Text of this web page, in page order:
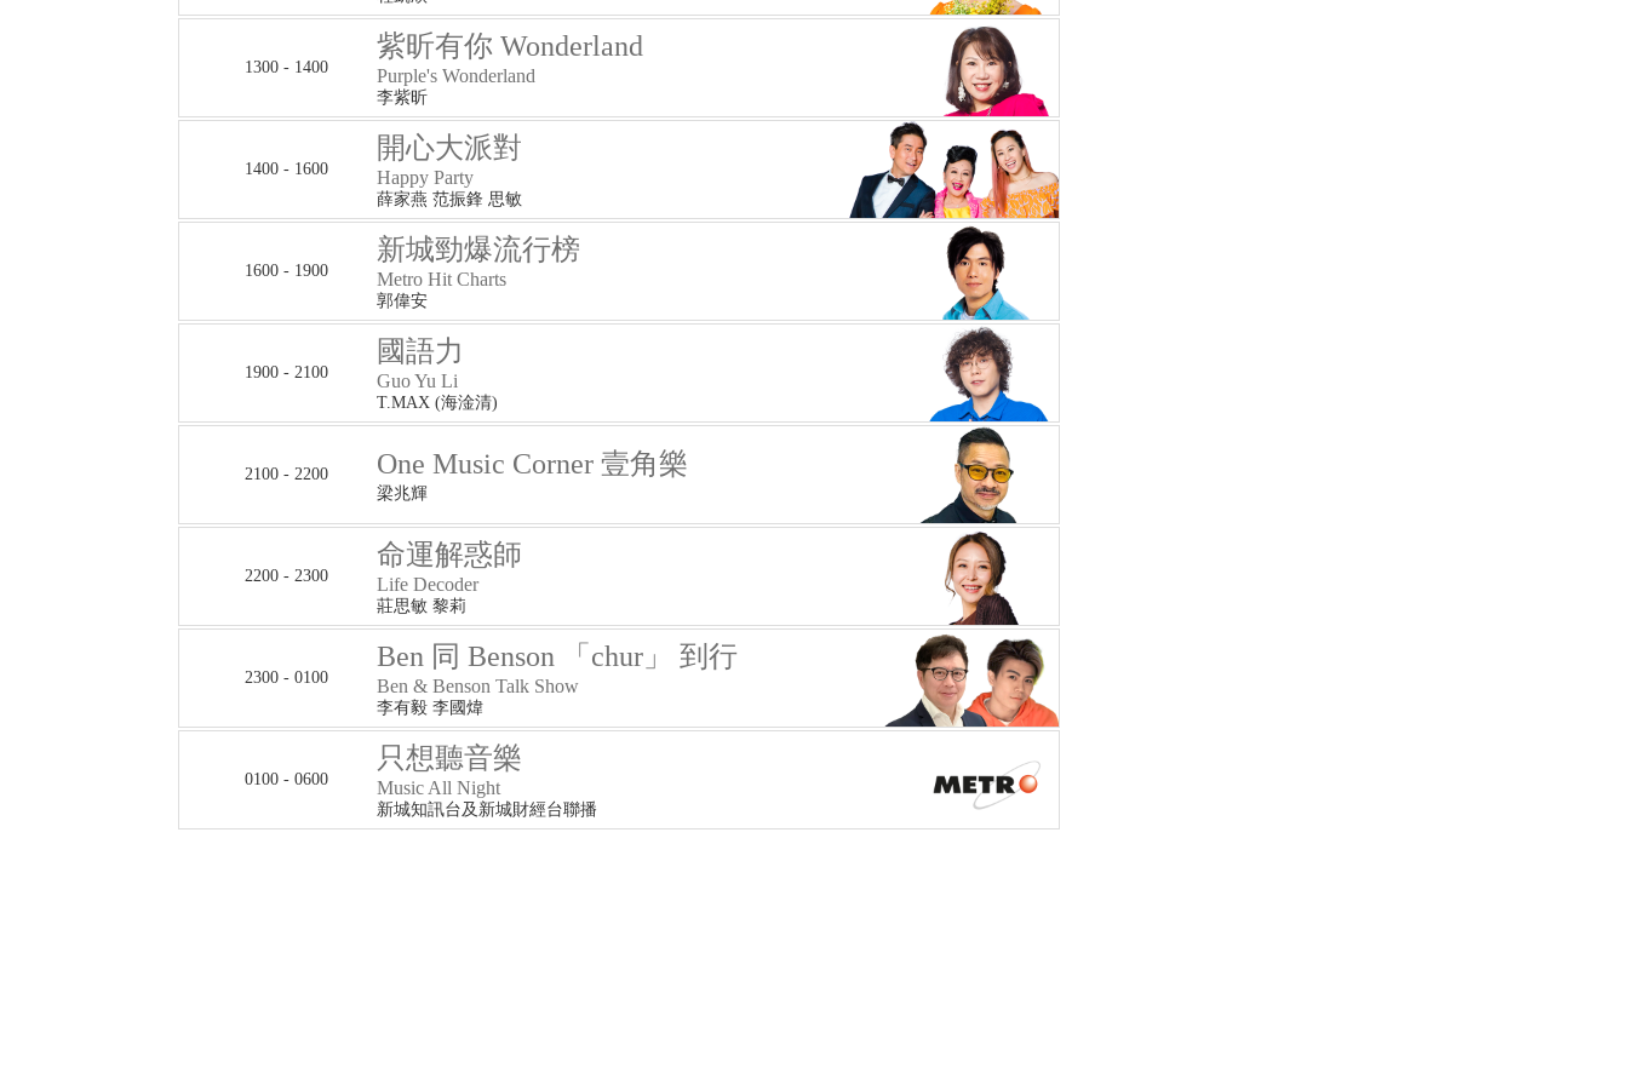
1300 - 1400
紫昕有你 Wonderland
Purple's Wonderland
李紫昕
1400 - 1600
開心大派對
Happy Party
薛家燕 范振鋒 思敏
1600 - 1900
新城勁爆流行榜
Metro Hit Charts
郭偉安
1900 - 2100
國語力
Guo Yu Li
T.MAX (海淦清)
2100 - 2200 One Music Corner 壹角樂
梁兆輝
2200 - 2300
命運解惑師
Life Decoder
莊思敏 黎莉
2300 - 0100
Ben 同 Benson 「chur」 到行
Ben & Benson Talk Show
李有毅 李國煒
0100 - 0600
只想聽音樂
Music All Night
新城知訊台及新城財經台聯播